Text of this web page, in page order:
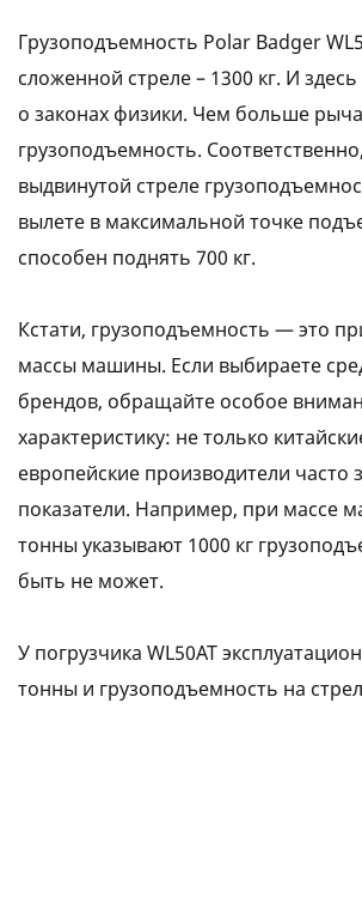
Грузоподъемность Polar Badger
сложенной стреле – 1300 кг. И
о законах физики. Чем больше
грузоподъемность.
выдвинутой стреле
вылете в максимальной точке
способен поднять 700 кг.
Кстати, грузоподъемность — это
массы машины. Если выбираете
брендов, обращайте особое
характеристику: не только
европейские производители часто
показатели. Например, при массе
тонны указывают 1000 кг
быть не может.
У погрузчика WL50АТ
тонны и грузоподъемность на